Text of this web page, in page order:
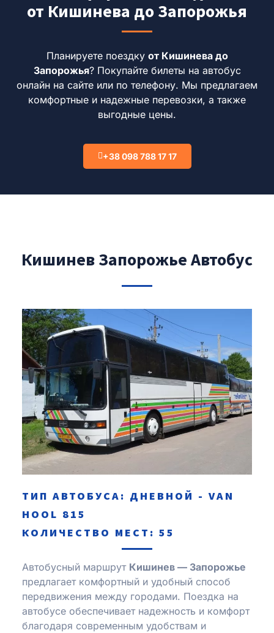
от Кишинева до Запорожья
Планируете поездку от Кишинева до
Запорожья? Покупайте билеты на автобус
онлайн на сайте или по телефону. Мы предлагаем
комфортные и надежные перевозки, а также
выгодные цены.
+38 098 788 17 17
Кишинев Запорожье Автобус
ТИП АВТОБУСА: ДНЕВНОЙ - VAN
HOOL 815
КОЛИЧЕСТВО МЕСТ: 55
Автобусный маршрут Кишинев — Запорожье
предлагает комфортный и удобный способ
передвижения между городами. Поездка на
автобусе обеспечивает надежность и комфорт
благодаря современным удобствам и